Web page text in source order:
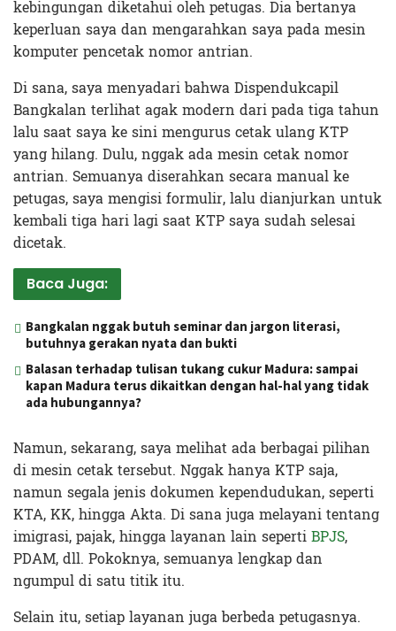
kebingungan diketahui oleh petugas. Dia bertanya
keperluan saya dan mengarahkan saya pada mesin
komputer pencetak nomor antrian.
Di sana, saya menyadari bahwa Dispendukcapil
Bangkalan terlihat agak modern dari pada tiga tahun
lalu saat saya ke sini mengurus cetak ulang KTP
yang hilang. Dulu, nggak ada mesin cetak nomor
antrian. Semuanya diserahkan secara manual ke
petugas, saya mengisi formulir, lalu dianjurkan untuk
kembali tiga hari lagi saat KTP saya sudah selesai
dicetak.
Baca Juga:
Bangkalan nggak butuh seminar dan jargon literasi,
butuhnya gerakan nyata dan bukti
Balasan terhadap tulisan tukang cukur Madura: sampai
kapan Madura terus dikaitkan dengan hal-hal yang tidak
ada hubungannya?
Namun, sekarang, saya melihat ada berbagai pilihan
di mesin cetak tersebut. Nggak hanya KTP saja,
namun segala jenis dokumen kependudukan, seperti
KTA, KK, hingga Akta. Di sana juga melayani tentang
imigrasi, pajak, hingga layanan lain sepertiBPJS,
PDAM, dll. Pokoknya, semuanya lengkap dan
ngumpul di satu titik itu.
Selain itu, setiap layanan juga berbeda petugasnya.